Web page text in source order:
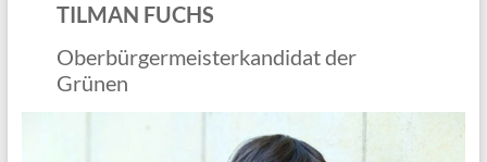
TILMAN FUCHS
Oberbürgermeisterkandidat der
Grünen